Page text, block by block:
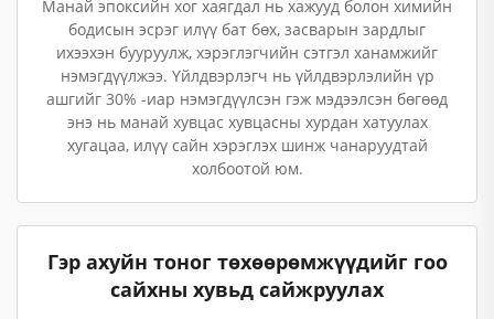
Манай эпоксийн хог хаягдал нь хажууд болон химийн
бодисын эсрэг илүү бат бөх, засварын зардлыг
ихээхэн бууруулж, хэрэглэгчийн сэтгэл ханамжийг
нэмэгдүүлжээ. Үйлдвэрлэгч нь үйлдвэрлэлийн үр
ашгийг 30% -иар нэмэгдүүлсэн гэж мэдээлсэн бөгөөд
энэ нь манай хувцас хувцасны хурдан хатуулах
хугацаа, илүү сайн хэрэглэх шинж чанаруудтай
холбоотой юм.
Гэр ахуйн тоног төхөөрөмжүүдийг гоо
сайхны хувьд сайжруулах